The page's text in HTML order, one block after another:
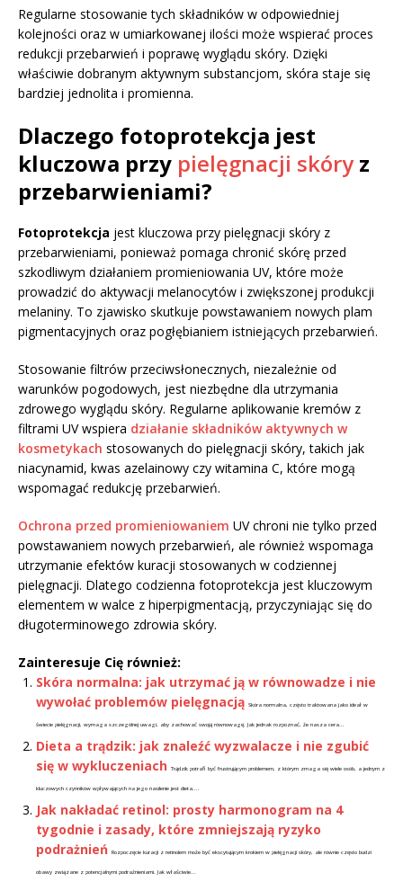
Regularne stosowanie tych składników w odpowiedniej
kolejności oraz w umiarkowanej ilości może wspierać proces
redukcji przebarwień i poprawę wyglądu skóry. Dzięki
właściwie dobranym aktywnym substancjom, skóra staje się
bardziej jednolita i promienna.
Dlaczego fotoprotekcja jest
kluczowa przy pielęgnacji skóryz
przebarwieniami?
Fotoprotekcja jest kluczowa przy pielęgnacji skóry z
przebarwieniami, ponieważ pomaga chronić skórę przed
szkodliwym działaniem promieniowania UV, które może
prowadzić do aktywacji melanocytów i zwiększonej produkcji
melaniny. To zjawisko skutkuje powstawaniem nowych plam
pigmentacyjnych oraz pogłębianiem istniejących przebarwień.
Stosowanie filtrów przeciwsłonecznych, niezależnie od
warunków pogodowych, jest niezbędne dla utrzymania
zdrowego wyglądu skóry. Regularne aplikowanie kremów z
filtrami UV wspiera działanie składników aktywnych w
kosmetykach stosowanych do pielęgnacji skóry, takich jak
niacynamid, kwas azelainowy czy witamina C, które mogą
wspomagać redukcję przebarwień.
Ochrona przed promieniowaniem UV chroni nie tylko przed
powstawaniem nowych przebarwień, ale również wspomaga
utrzymanie efektów kuracji stosowanych w codziennej
pielęgnacji. Dlatego codzienna fotoprotekcja jest kluczowym
elementem w walce z hiperpigmentacją, przyczyniając się do
długoterminowego zdrowia skóry.
Zainteresuje Cię również:
Skóra normalna: jak utrzymać ją w równowadze i nie
wywołać problemów pielęgnacją Skóra normalna, często traktowana jako ideał w
świecie pielęgnacji, wymaga szczególnej uwagi, aby zachować swoją równowagę. Jak jednak rozpoznać, że nasza cera...
Dieta a trądzik: jak znaleźć wyzwalacze i nie zgubić
się w wykluczeniach
Trądzik potrafi być frustrującym problemem, z którym zmaga się wiele osób, a jednym z
kluczowych czynników wpływających na jego nasilenie jest dieta....
Jak nakładać retinol: prosty harmonogram na 4
tygodnie i zasady, które zmniejszają ryzyko
podrażnień Rozpoczęcie kuracji z retinolem może być ekscytującym krokiem w pielęgnacji skóry, ale równie często budzi
obawy związane z potencjalnymi podrażnieniami. Jak właściwie...